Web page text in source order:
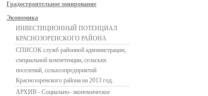
Градостроительное зонирование
Экономика
ИНВЕСТИЦИОННЫЙ ПОТЕНЦИАЛ
КРАСНОЗОРЕНСКОГО РАЙОНА
СПИСОК служб районной администрации,
специальной компетенции, сельских
поселений, сельхозпредприятий
Краснозоренского района на 2013 год.
АРХИВ - Социально- экономическое